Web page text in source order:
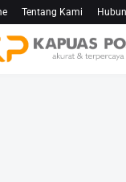
Tentang Kami